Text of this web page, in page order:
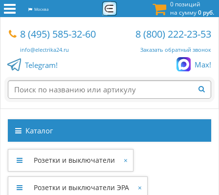
0 позиций
на сумму0 руб.
Москва
8 (495) 585-32-60
info@electrika24.ru
8 (800) 222-23-53
Заказать обратный звонок
Telegram! Max!
Каталог
Розетки и выключатели ×
Розетки и выключатели ЭРА ×